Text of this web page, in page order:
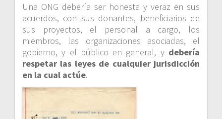
Una ONG debería ser honesta y veraz en sus
acuerdos, con sus donantes, beneficiarios de
sus proyectos, el personal a cargo, los
miembros, las organizaciones asociadas, el
gobierno, y el público en general, y debería
respetar las leyes de cualquier jurisdicción
en la cual actúe.